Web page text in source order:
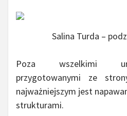
Salina Turda –
Poza wszelkimi
przygotowanymi ze
najważniejszym jest
strukturami.